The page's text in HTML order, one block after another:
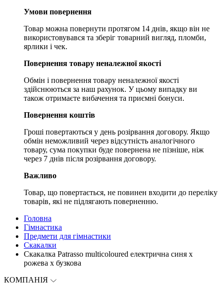
Умови повернення
Товар можна повернути протягом 14 днів, якщо він не
використовувався та зберіг товарний вигляд, пломби,
ярлики і чек.
Повернення товару неналежної якості
Обмін і повернення товару неналежної якості
здійснюються за наш рахунок. У цьому випадку ви
також отримаєте вибачення та приємні бонуси.
Повернення коштів
Гроші повертаються у день розірвання договору. Якщо
обмін неможливий через відсутність аналогічного
товару, сума покупки буде повернена не пізніше, ніж
через 7 днів після розірвання договору.
Важливо
Товар, що повертається, не повинен входити до переліку
товарів, які не підлягають поверненню.
Головна
Гімнастика
Предмети для гімнастики
Скакалки
Скакалка Patrasso multicoloured електрична синя x
рожева x бузкова
КОМПАНІЯ